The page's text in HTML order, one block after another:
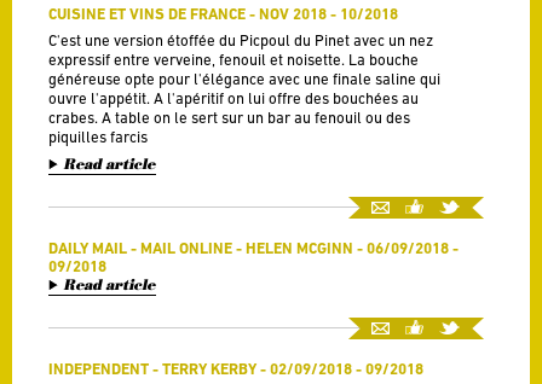
CUISINE ET VINS DE FRANCE - NOV 2018 - 10/2018
C'est une version étoffée du Picpoul du Pinet avec un nez
expressif entre verveine, fenouil et noisette. La bouche
généreuse opte pour l'élégance avec une finale saline qui
ouvre l'appétit. A l'apéritif on lui offre des bouchées au
crabes. A table on le sert sur un bar au fenouil ou des
piquilles farcis
Read article
DAILY MAIL - MAIL ONLINE - HELEN MCGINN - 06/09/2018 -
09/2018
Read article
INDEPENDENT - TERRY KERBY - 02/09/2018 - 09/2018